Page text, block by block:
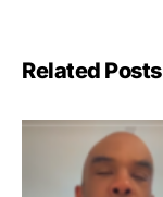
Related Posts